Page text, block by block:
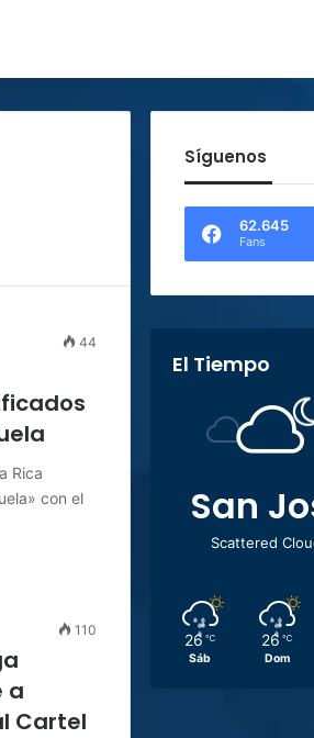
44
Rica
con el
110
a
Cartel
Síguenos
62.645
Fans
El Tiempo
San
Scattered
26 ℃
Sáb
26 ℃
Dom